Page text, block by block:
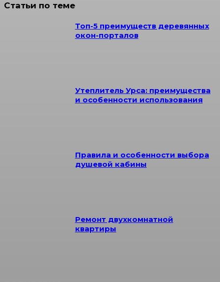
Статьи по теме
Топ-5 преимуществ деревянных
окон-порталов
Утеплитель Урса: преимущества
и особенности использования
Правила и особенности выбора
душевой кабины
Ремонт двухкомнатной
квартиры